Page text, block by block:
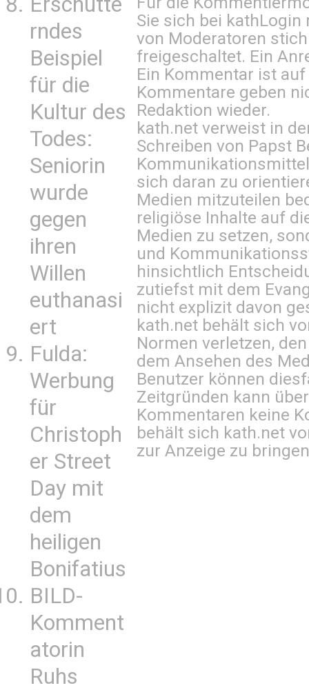
rndes
Beispiel
für die
Kultur des
Todes:
Seniorin
wurde
gegen
ihren
Willen
euthanasi
ert
Fulda:
Werbung
für
Christoph
er Street
Day mit
dem
heiligen
Bonifatius
BILD-
Komment
atorin
Ruhs
Sie sich bei kathLogin
von Moderatoren
freigeschaltet. Ein
Ein Kommentar ist
Kommentare geben
Redaktion wieder.
kath.net verweist in
Schreiben von Papst
sich daran zu
Medien mitzuteilen
religiöse Inhalte auf
Medien zu setzen,
und
hinsichtlich
zutiefst mit dem
nicht explizit davon
kath.net behält sich
Normen verletzen,
dem Ansehen des
Benutzer können
Zeitgründen kann
Kommentaren keine
behält sich kath.net
zur Anzeige zu